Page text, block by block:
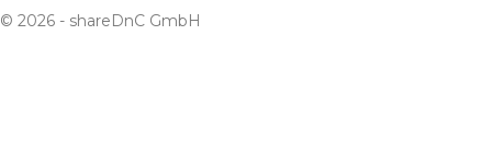
© 2026 - shareDnC GmbH